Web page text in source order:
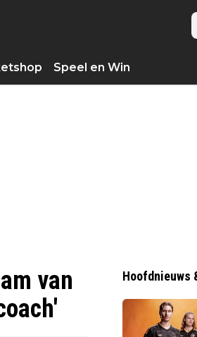
Speel en Win
van
Hoofdnieuws